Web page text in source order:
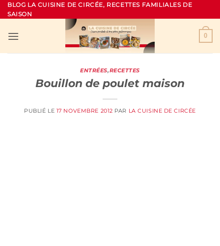
Passer
au
BLOG LA CUISINE DE CIRCÉE, RECETTES FAMILIALES DE
SAISON
0
ENTRÉES,RECETTES
Bouillon de poulet maison
PUBLIÉ LE 17 NOVEMBRE 2012 PAR LA CUISINE DE CIRCÉE